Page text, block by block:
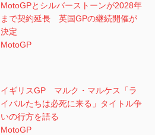
MotoGPとシルバーストーンが2028年
まで契約延長 英国GPの継続開催が
決定
MotoGP
イギリスGP マルク・マルケス「ラ
イバルたちは必死に来る」タイトル争
いの行方を語る
MotoGP